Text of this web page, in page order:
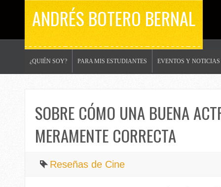
ANDRÉS BOTERO BERNAL
¿QUIÉN SOY? PARA MIS ESTUDIANTES EVENTOS Y NOTICIAS
SOBRE CÓMO UNA BUENA
MERAMENTE CORRECTA
Reseñas de Cine